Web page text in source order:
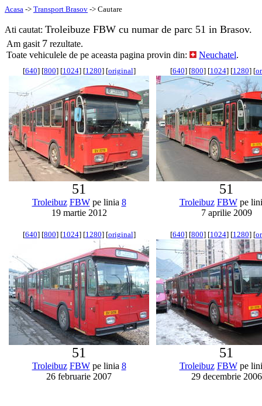
Acasa -> Transport Brasov -> Cautare
Ati cautat: Troleibuze FBW cu numar de parc 51 in Brasov.
Am gasit 7 rezultate.
Toate vehiculele de pe aceasta pagina provin din:
Neuchatel.
[640] [800] [1024] [1280] [original]
51
Troleibuz FBWpe linia 8
19 martie 2012
[640] [800] [1024] [1280] [
51
Troleibuz FBWpe
7 aprilie 2009
[640] [800] [1024] [1280] [original]
51
Troleibuz FBWpe linia 8
26 februarie 2007
[640] [800] [1024] [1280] [
51
Troleibuz FBWpe
29 decembrie 2006